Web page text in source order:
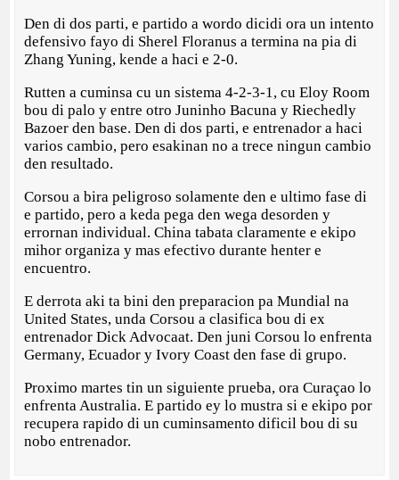
Den di dos parti, e partido a wordo dicidi ora un intento
defensivo fayo di Sherel Floranus a termina na pia di
Zhang Yuning, kende a haci e 2-0.
Rutten a cuminsa cu un sistema 4-2-3-1, cu Eloy Room
bou di palo y entre otro Juninho Bacuna y Riechedly
Bazoer den base. Den di dos parti, e entrenador a haci
varios cambio, pero esakinan no a trece ningun cambio
den resultado.
Corsou a bira peligroso solamente den e ultimo fase di
e partido, pero a keda pega den wega desorden y
errornan individual. China tabata claramente e ekipo
mihor organiza y mas efectivo durante henter e
encuentro.
E derrota aki ta bini den preparacion pa Mundial na
United States, unda Corsou a clasifica bou di ex
entrenador Dick Advocaat. Den juni Corsou lo enfrenta
Germany, Ecuador y Ivory Coast den fase di grupo.
Proximo martes tin un siguiente prueba, ora Curaçao lo
enfrenta Australia. E partido ey lo mustra si e ekipo por
recupera rapido di un cuminsamento dificil bou di su
nobo entrenador.